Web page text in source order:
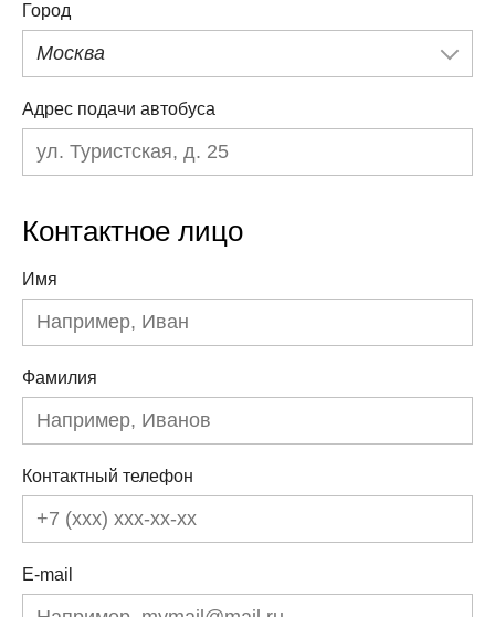
Город
Москва
Адрес подачи автобуса
Контактное лицо
Имя
Фамилия
Контактный телефон
E-mail